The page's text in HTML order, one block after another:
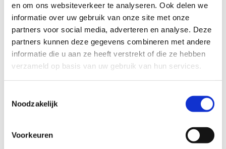
en om ons websiteverkeer te analyseren. Ook delen we
informatie over uw gebruik van onze site met onze
partners voor social media, adverteren en analyse. Deze
partners kunnen deze gegevens combineren met andere
informatie die u aan ze heeft verstrekt of die ze hebben
verzameld op basis van uw gebruik van hun services.
Noodzakelijk
Voorkeuren
De route is grotendeels onverhard en goed bewegwijzerd,
waardoor je gemakkelijk je weg kunt vinden.
Startplaats Wildertse Duintjes is een handige startlocatie
enbiedt gemakkelijke toegang tot diverse paden en
bezienswaardigheden in de buurt